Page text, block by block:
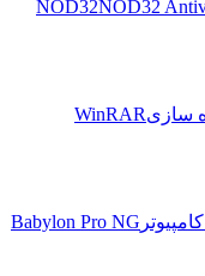
WinRAR
Babylon Pro NG